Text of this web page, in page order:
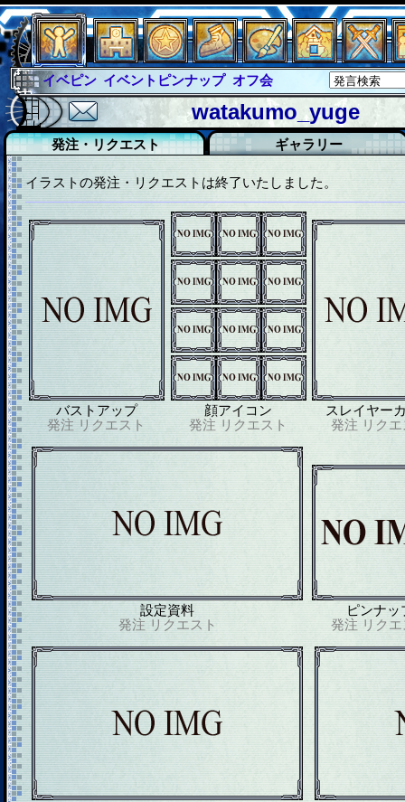
イベピン イベントピンナップ オフ会
グラシャ グラシャ・ラボラス
グローバルジャスティス サイキックハーツ
サイキックハーツ大戦
シュラウド
ファイナル アブソーバー
watakumo_yuge
発注・リクエスト ギャラリー
イラストの発注・リクエストは終了いたしました。
バストアップ
発注 リクエスト
顔アイコン
発注 リクエスト
スレイヤー
発注 リク
設定資料
発注 リクエスト
ピンナッ
発注 リク